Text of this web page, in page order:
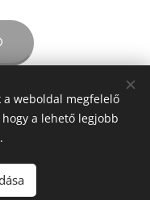
weboldal megfelelő
a lehető legjobb